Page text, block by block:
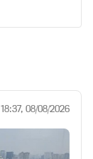
18:37, 08/08/2026